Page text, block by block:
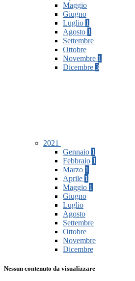
Maggio
Giugno
Luglio 1
Agosto 1
Settembre
Ottobre
Novembre 1
Dicembre 3
2021
Gennaio 1
Febbraio 1
Marzo 1
Aprile 1
Maggio 1
Giugno
Luglio
Agosto
Settembre
Ottobre
Novembre
Dicembre
Nessun contenuto da visualizzare